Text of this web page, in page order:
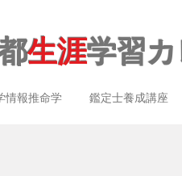
生涯学習
情報推命学 鑑定士養成講座